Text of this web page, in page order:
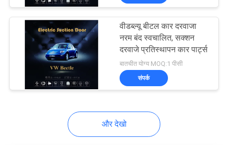
पावर ट्रंक
वीडब्ल्यू बीटल कार दरवाजा
नरम बंद स्वचालित, सक्शन
दरवाजे प्रतिस्थापन कार पार्ट्स
बातचीत योग्य MOQ:1 पीसी
संपर्क
और देखो